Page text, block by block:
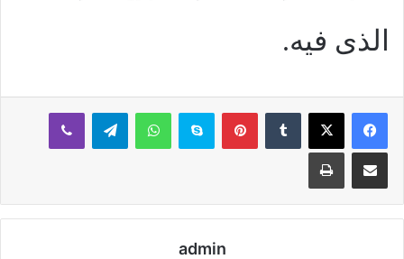
الذى فيه.
بينتيريستسكايب واتساب تيلقرام ڤايبر
مشاركة عبر البريد طباعة
admin